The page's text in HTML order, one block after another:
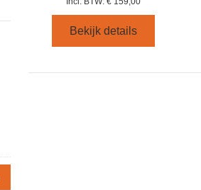
Bekijk details